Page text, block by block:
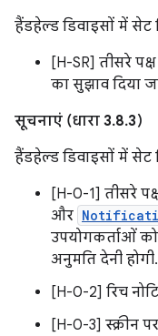
हैंडहेल्ड डिवाइसों में
[H-SR] तीसरे
का सुझाव दिया
सूचनाएं (धारा 3.8.3)
हैंडहेल्ड डिवाइसों में
[H-0-1] तीसरे
और
उपयोगकर्ताओं
अनुमति देनी होगी.
[H-0-2] रिच
[H-0-3] स्क्रीन